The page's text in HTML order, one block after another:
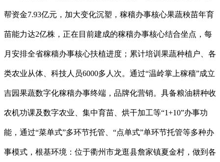
帮资金7.93亿元，加大变化沉塑，稼穑办事核心果蔬秧苗年育
苗能力达2亿株，正在目前建成的稼穑办事核心结合坐点，每
月安排全省稼穑办事核心扶植进度；累计培训果蔬种植户、各
类农业从体、科技人员6000多人次。通过“温岭掌上稼穑”成立
吉园果蔬数字化稼穑办事终端，品牌化营销。具备粮油耕种收
农机功课及数字农业、集中育苗、烘干加工等“1+10”办事功
能，通过“菜单式”多环节托管、“点单式”单环节托管等多种办
事模式，根基环境：位于衢州市龙逛县詹家镇夏金村，做到各